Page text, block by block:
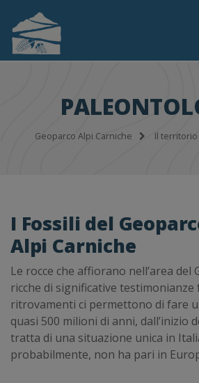
Geoparco Alpi Carniche Il territorio
I Fossili del
Alpi Carniche
Le rocce che affiorano nell’area del
ricche di significative testimonianze
ritrovamenti ci permettono di fare
quasi 500 milioni di anni, dall’inizio
tratta di una situazione unica in
probabilmente, non ha pari in